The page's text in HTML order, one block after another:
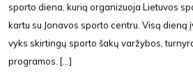
sporto diena, kurią organizuoja Lietuvos
kartu su Jonavos sporto centru. Visą dieną
vyks skirtingų sporto šakų varžybos,
programos. [...]